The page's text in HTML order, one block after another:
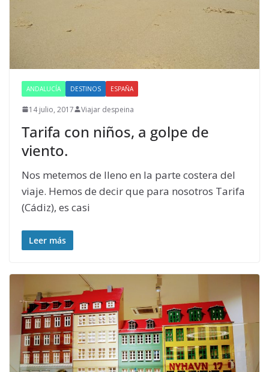
ANDALUCÍA DESTINOS ESPAÑA
14 julio, 2017 Viajar despeina
Tarifa con niños, a golpe de
viento.
Nos metemos de lleno en la parte costera del
viaje. Hemos de decir que para nosotros Tarifa
(Cádiz), es casi
Leer más